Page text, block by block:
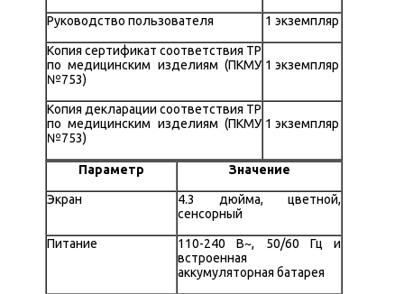
Руководство пользователя 1 экземпляр
Копия сертификат соответствия ТР
по медицинским изделиям (ПКМУ
№753)
1 экземпляр
Копия декларации соответствия ТР
по медицинским изделиям (ПКМУ
№753)
1 экземпляр
Параметр Значение
Экран
4.3 дюйма, цветной,
сенсорный
Питание
110-240 В~, 50/60 Гц и
встроенная
аккумуляторная батарея